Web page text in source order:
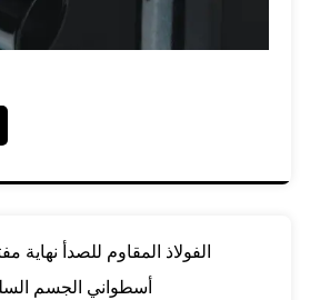
الفولاذ المقاوم للصدأ
أسطواني الجسم